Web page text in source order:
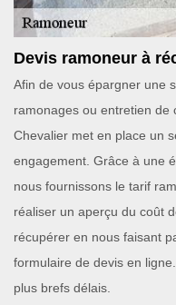
Devis ramoneur à
Afin de vous épargner une
ramonages ou entretien de
Chevalier met en place un
engagement. Grâce à une
nous fournissons le tarif
réaliser un aperçu du coût
récupérer en nous faisant
formulaire de devis en
plus brefs délais.